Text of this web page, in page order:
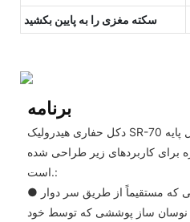
سکته مغزی را به پایین بکشید
برنامه
دکل حفاری هیدرولیک SR-70 بر روی حامل پایه SOILMEC نصب
برای کاربردهای زیر طراحی شده
است.:
● شمع های سوراخ دار با پوششی که مستقیماً از طریق سر دوار
نوسان ساز پوششی که توسط خود